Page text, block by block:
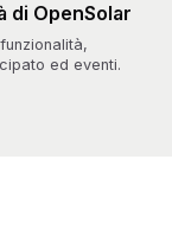
di OpenSolar
ed eventi.